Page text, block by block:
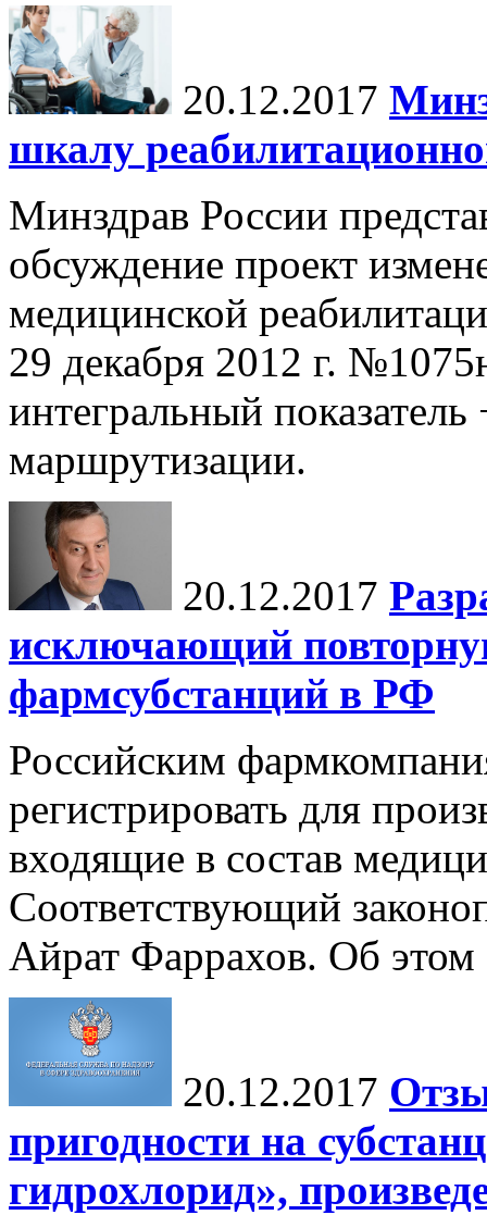
20.12.2017
шкалу
Минздрав России
обсуждение проект
медицинской
29 декабря 2012 г.
интегральный
маршрутизации.
20.12.2017
исключающий
фармсубстанций в РФ
Российским
регистрировать для
входящие в состав
Соответствующий
Айрат Фаррахов. Об этом
20.12.2017
пригодности на
гидрохлорид»,